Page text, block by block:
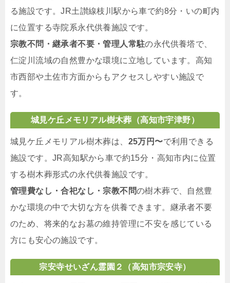
る施設です。JR土讃線枝川駅から車で約8分・いの町内
に位置する寺院系永代供養施設です。
宗教不問・継承者不要・管理人常駐の永代供養塔で、
仁淀川流域の自然豊かな環境に立地しています。高知
市西部や土佐市方面からもアクセスしやすい施設で
す。
城見ケ丘メモリアル樹木葬（高知市宇津野）
城見ケ丘メモリアル樹木葬は、 25万円〜で利用できる
施設です。JR高知駅から車で約15分・高知市内に位置
する樹木葬形式の永代供養施設です。
管理費なし・合祀なし・宗教不問の樹木葬で、自然豊
かな環境の中で大切な方を供養できます。継承者不要
のため、将来的なお墓の維持管理に不安を感じている
方にも安心の施設です。
宗安寺せいざん霊園２（高知市宗安寺）